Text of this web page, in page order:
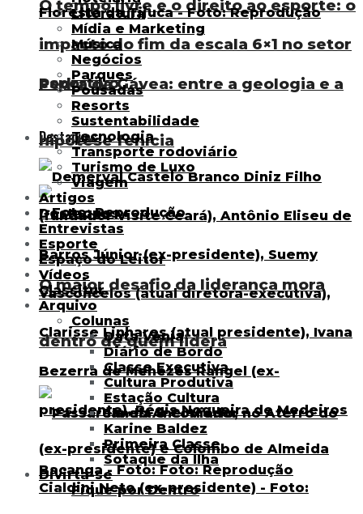
O tempo livre e o direito ao esporte: o
impacto do fim da escala 6×1 no setor
esportivo
Destaques
Pedra da Gávea: entre a geologia e a
hipótese fenícia
O maior desafio da liderança mora
dentro de quem lidera
Literatura
Mídia e Marketing
Música
Negócios
Parques
Pousadas
Resorts
Sustentabilidade
Tecnologia
Transporte rodoviário
Turismo de Luxo
Viagem
Artigos
Destaques
Entrevistas
Esporte
Espaço do Leitor
Vídeos
Classitur
Arquivo
Colunas
Data Venia
Diário de Bordo
Classe Executiva
Cultura Produtiva
Estação Cultura
Janela & Corredor
Karine Baldez
Primeira Classe
Sotaque da Ilha
Divirta-se
Fique por Dentro